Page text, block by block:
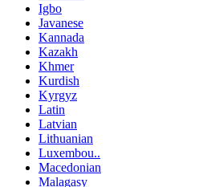
Igbo
Javanese
Kannada
Kazakh
Khmer
Kurdish
Kyrgyz
Latin
Latvian
Lithuanian
Luxembou..
Macedonian
Malagasy